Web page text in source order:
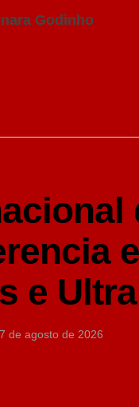
Godinho
e Ultra
7 de agosto de 2026